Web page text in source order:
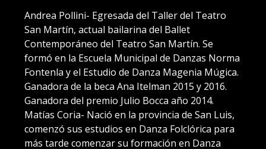
Andrea Pollini- Egresada del Taller del Teatro
San Martín, actual bailarina del Ballet
Contemporáneo del Teatro San Martín. Se
formó en la Escuela Municipal de Danzas Norma
Fontenla y el Estudio de Danza Magenia Múgica.
Ganadora de la beca Ana Itelman 2015 y 2016.
Ganadora del premio Julio Bocca año 2014.
Matías Coria- Nació en la provincia de San Luis,
comenzó sus estudios en Danza Folclórica para
más tarde comenzar su formación en Danza